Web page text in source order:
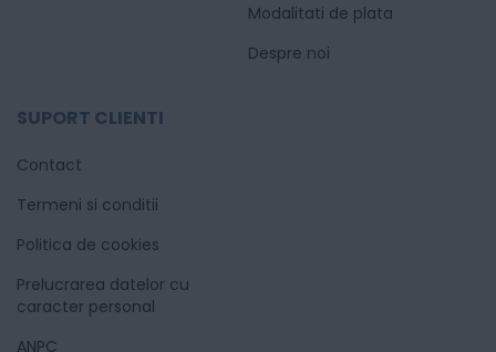
Modalitati de plata
Despre noi
SUPORT CLIENTI
Contact
Termeni si conditii
Politica de cookies
Prelucrarea datelor cu
caracter personal
ANPC